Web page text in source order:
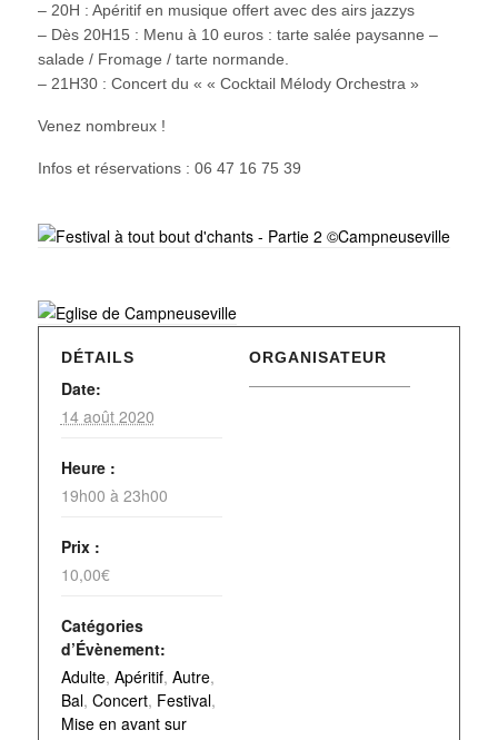
– 20H : Apéritif en musique offert avec des airs jazzys
– Dès 20H15 : Menu à 10 euros : tarte salée paysanne –
salade / Fromage / tarte normande.
– 21H30 : Concert du « « Cocktail Mélody Orchestra »
Venez nombreux !
Infos et réservations : 06 47 16 75 39
DÉTAILS
Date:
14 août 2020
Heure :
19h00 à 23h00
Prix :
10,00€
Catégories
d’Évènement:
Adulte, Apéritif, Autre,
Bal, Concert, Festival,
Mise en avant sur
ORGANISATEUR